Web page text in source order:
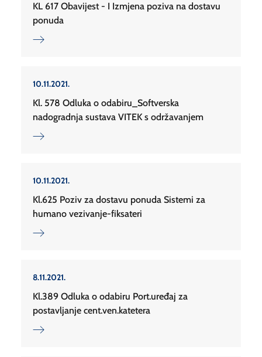
KL 617 Obavijest - I Izmjena poziva na dostavu
ponuda
10.11.2021.
Kl. 578 Odluka o odabiru_Softverska
nadogradnja sustava VITEK s održavanjem
10.11.2021.
Kl.625 Poziv za dostavu ponuda Sistemi za
humano vezivanje-fiksateri
8.11.2021.
Kl.389 Odluka o odabiru Port.uređaj za
postavljanje cent.ven.katetera